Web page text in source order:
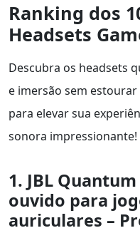
Ranking dos
Headsets
Descubra os headsets
e imersão sem
para elevar sua
sonora impressionante!
1. JBL
ouvido para
auriculares –